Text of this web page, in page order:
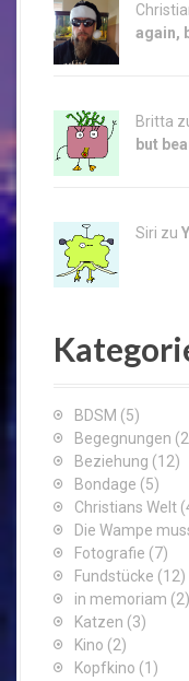
again,
Britta
but
Siri zu
BDSM (5)
Begegnungen
Beziehung (12)
Bondage (5)
Christians Welt
Die Wampe
Fotografie (7)
Fundstücke (12)
in memoriam (2)
Katzen (3)
Kino (2)
Kopfkino (1)